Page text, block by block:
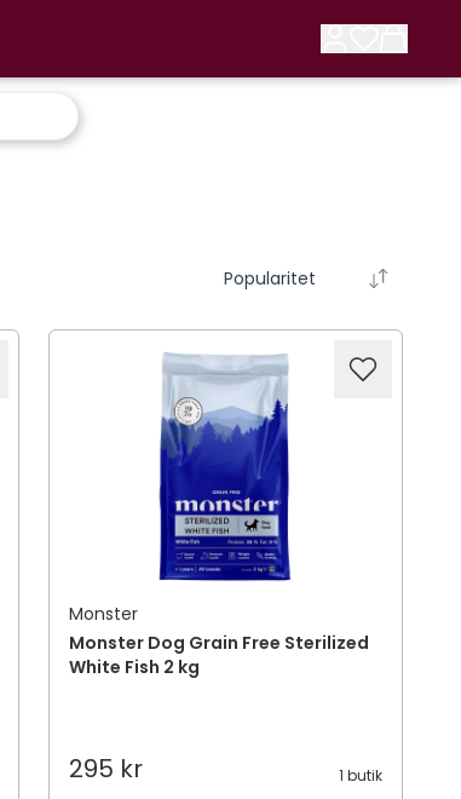
Popularitet
Monster
Monster Dog Grain Free Sterilized
White Fish 2 kg
295 kr 1 butik